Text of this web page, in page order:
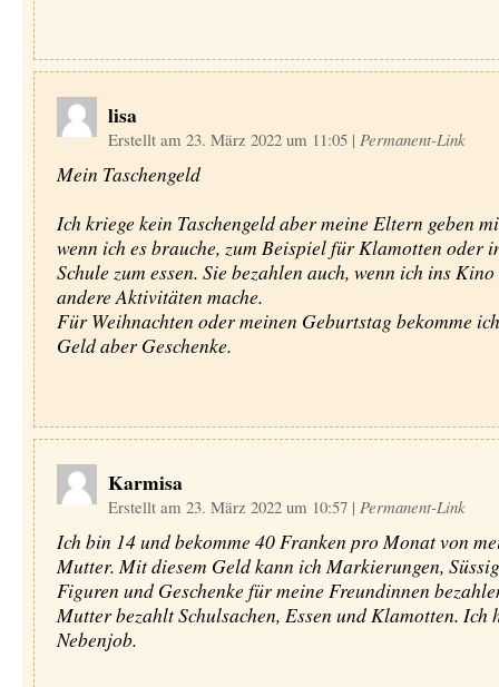
lisa
Erstellt am 23. März 2022 um 11:05 | Permanent-Link
Mein Taschengeld
Ich kriege kein Taschengeld aber meine Eltern geben
wenn ich es brauche, zum Beispiel für Klamotten oder
Schule zum essen. Sie bezahlen auch, wenn ich ins
andere Aktivitäten mache.
Für Weihnachten oder meinen Geburtstag bekomme
Geld aber Geschenke.
Karmisa
Erstellt am 23. März 2022 um 10:57 | Permanent-Link
Ich bin 14 und bekomme 40 Franken pro Monat von
Mutter. Mit diesem Geld kann ich Markierungen,
Figuren und Geschenke für meine Freundinnen
Mutter bezahlt Schulsachen, Essen und Klamotten. Ich
Nebenjob.